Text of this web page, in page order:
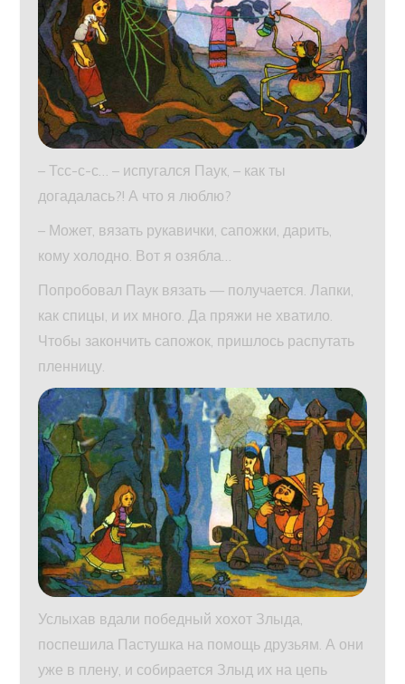
– Тсс-с-с… – испугался Паук, – как ты
догадалась?! А что я люблю?
– Может, вязать рукавички, сапожки, дарить,
кому холодно. Вот я озябла…
Попробовал Паук вязать — получается. Лапки,
как спицы, и их много. Да пряжи не хватило.
Чтобы закончить сапожок, пришлось распутать
пленницу.
Услыхав вдали победный хохот Злыда,
поспешила Пастушка на помощь друзьям. А они
уже в плену, и собирается Злыд их на цепь